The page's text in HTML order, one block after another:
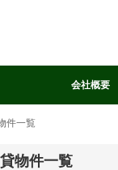
会社概要
件一覧
物件一覧